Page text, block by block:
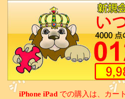
iPhone iPad での購入は、カー